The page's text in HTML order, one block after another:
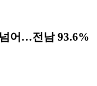
어…전남 93.6%